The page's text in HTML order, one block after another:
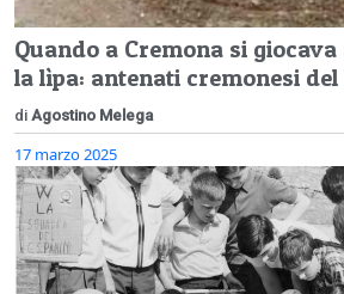
Quando a Cremona si
la lìpa: antenati cremonesi del
di Agostino Melega
17 marzo 2025